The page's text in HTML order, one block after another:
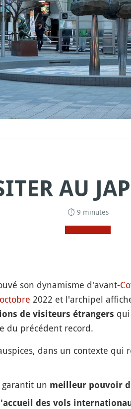
AU
⏱ 9 minutes
son dynamisme d'avant-
octobre 2022 et l'archipel
de visiteurs étrangers
du précédent record.
dans un contexte
un meilleur pouvoir
des vols